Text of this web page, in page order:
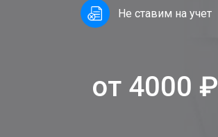
от 4000 ₽
Не ставим на учет